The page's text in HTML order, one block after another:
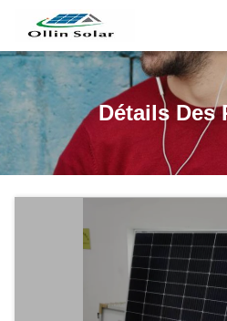
Détails Des